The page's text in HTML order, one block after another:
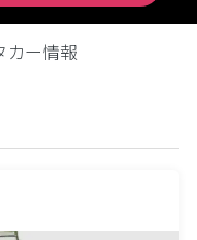
カー情報